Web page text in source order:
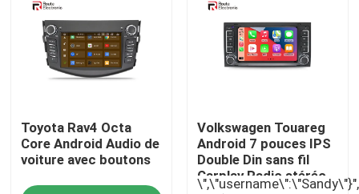
Visite d'usine
Contrôle de la qualité
Contact
Toyota Rav4 Octa
Core Android Audio de
voiture avec boutons
Volkswagen Touareg
Android 7 pouces IPS
Double Din sans fil
Carplay Radio stéréo